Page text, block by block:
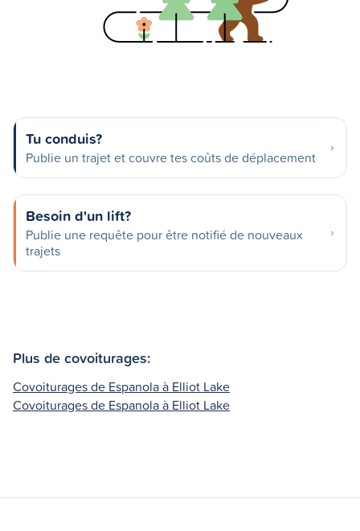
Tu conduis?
Publie un trajet et couvre tes coûts de déplacement
Besoin d'un lift?
Publie une requête pour être notifié de nouveaux
trajets
Plus de covoiturages:
Covoiturages de Espanola à Elliot Lake
Covoiturages de Espanola à Elliot Lake